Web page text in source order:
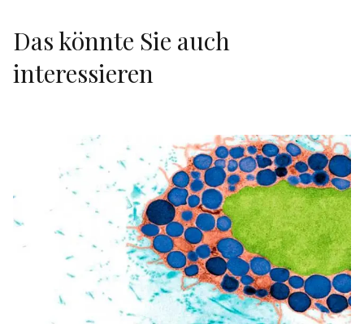
Das könnte Sie auch
interessieren